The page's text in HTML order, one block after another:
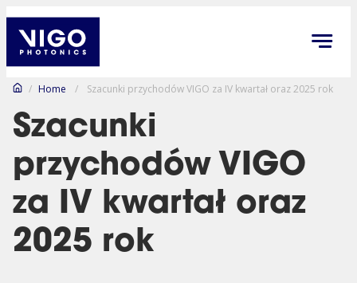
/ Home / Szacunki przychodów VIGO za IV kwartał oraz 2025 rok
Szacunki
przychodów VIGO
za IV kwartał oraz
2025 rok